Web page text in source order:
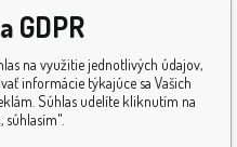
GDPR
na využitie jednotlivých údajov,
informácie týkajúce sa Vašich
Súhlas udelíte kliknutím na
súhlasím".